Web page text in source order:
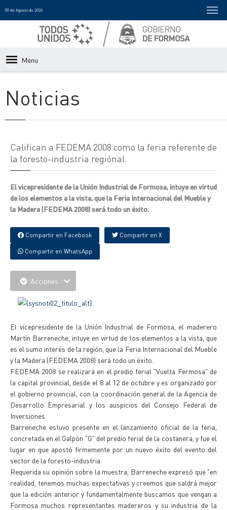
09 de Agosto de 2026
Menu
Noticias
Califican a FEDEMA 2008 como la feria referente de
la foresto-industria regiónal.
El vicepresidente de la Unión Industrial de Formosa, intuye en virtud
de los elementos a la vista, que la Feria Internacional del Mueble y
la Madera (FEDEMA 2008) será todo un éxito.
Compartir en Facebook Compartir en X
Compartir en WhatsApp
Acciones
El vicepresidente de la Unión Industrial de Formosa, el maderero
Martín Barreneche, intuye en virtud de los elementos a la vista, que
es el sumo interés de la región, que la Feria Internacional del Mueble
y la Madera (FEDEMA 2008) será todo un éxito.
FEDEMA 2008 se realizará en el predio ferial "Vuelta Fermosa" de
la capital provincial, desde el 8 al 12 de octubre y es organizado por
el gobierno provincial, con la coordinación general de la Agencia de
Desarrollo Empresarial y los auspicios del Consejo Federal de
Inversiones.
Barreneche estuvo presente en el lanzamiento oficial de la feria,
concretada en el Galpón "G" del predio ferial de la costanera, y fue el
lugar en que apostó firmemente por un nuevo éxito del evento del
sector de la foresto-industria.
Requerida su opinión sobre la muestra, Barreneche expresó que "en
realidad, tenemos muchas expectativas y creemos que saldrá mejor
que la edición anterior y fundamentalmente buscamos que vengan a
Formosa muchos representantes madereros y su industria de la